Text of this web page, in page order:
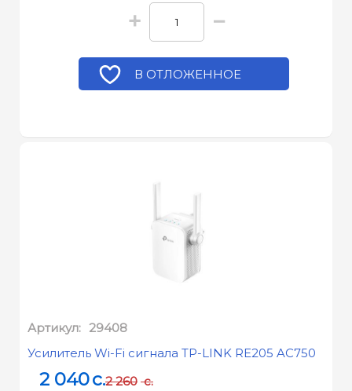
+ −
В ОТЛОЖЕННОЕ
Артикул: 29408
Усилитель Wi-Fi сигнала TP-LINK RE205 AC750
2 040c.2 260 c.